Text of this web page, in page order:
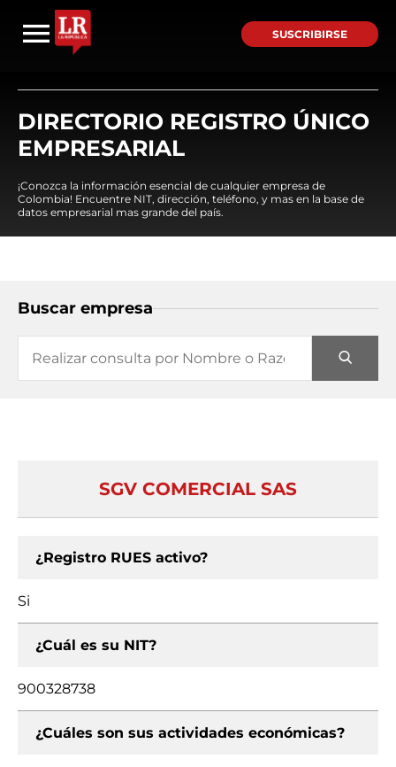
SUSCRIBIRSE
DIRECTORIO REGISTRO ÚNICO
EMPRESARIAL
¡Conozca la información esencial de cualquier empresa de
Colombia! Encuentre NIT, dirección, teléfono, y mas en la base de
datos empresarial mas grande del país.
Buscar empresa
SGV COMERCIAL SAS
¿Registro RUES activo?
Si
¿Cuál es su NIT?
900328738
¿Cuáles son sus actividades económicas?